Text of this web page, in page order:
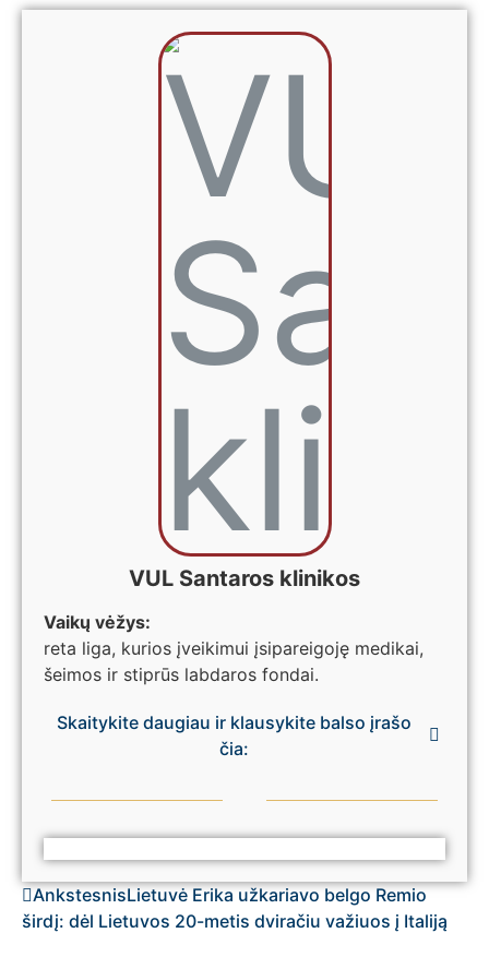
VUL Santaros klinikos
Vaikų vėžys:
reta liga, kurios įveikimui įsipareigoję medikai,
šeimos ir stiprūs labdaros fondai.
Skaitykite daugiau ir klausykite balso įrašo
čia:
AnkstesnisLietuvė Erika užkariavo belgo Remio
širdį: dėl Lietuvos 20-metis dviračiu važiuos į Italiją